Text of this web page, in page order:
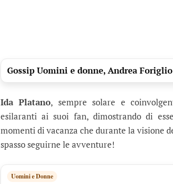
Gossip Uomini e donne, Andrea
Ida Platano, sempre solare e
esilaranti ai suoi fan, dimostrando di
momenti di vacanza che durante la visione
spasso seguirne le avventure!
Uomini e Donne